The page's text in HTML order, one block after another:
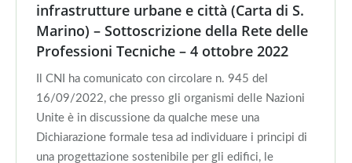
infrastrutture urbane e città (Carta di S.
Marino) – Sottoscrizione della Rete delle
Professioni Tecniche – 4 ottobre 2022
Il CNI ha comunicato con circolare n. 945 del
16/09/2022, che presso gli organismi delle Nazioni
Unite è in discussione da qualche mese una
Dichiarazione formale tesa ad individuare i principi di
una progettazione sostenibile per gli edifici, le